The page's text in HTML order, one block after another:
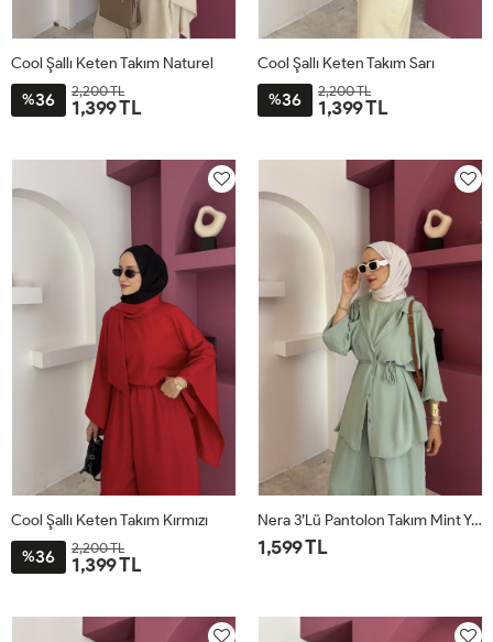
Cool Şallı Keten Takım Naturel
%36 2,200 TL
1,399 TL
Cool Şallı Keten Takım Sarı
%36 2,200 TL
1,399 TL
Cool Şallı Keten Takım Kırmızı
%36 2,200 TL
1,399 TL
Nera 3’lü Pantolon Takım Mint Yeşili
1,599 TL